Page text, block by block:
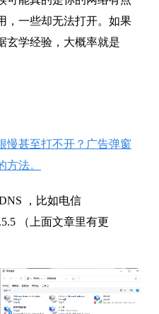
，一些却无法打开。如果
玄学经验，大概率就是
慢甚至打不开？广告弹窗
法。
，比如电信
（上面文章里有更